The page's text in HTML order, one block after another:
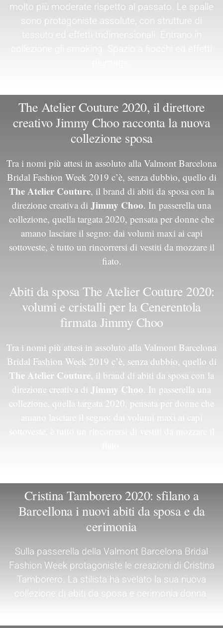
molto più moderate rispetto al passato. Le spalle
sono protagoniste assolute, con strutture di
The Atelier Couture 2020, il direttore
creativo Jimmy Choo racconta la nuova
collezione sposa
Tra i nomi più attesi in assoluto alla Valmont Barcelona
Bridal Fashion Week 2019 c’è, senza dubbio, quello di
The Atelier Couture, il brand di abiti da sposa con la
direzione creativa di Jimmy Choo. In passerella una
collezione, quella targata 2020, pensata per donne che
amano lasciare il segno: dai volumi maxi ai capi
sottoveste, è tutto un rincorrersi di vestiti da mozzare il
fiato.
Abiti da sposa The Atelier Couture 2020:
volumi e cristalli per la Cenerentola
firmata Jimmy Choo
Tra i nomi più attesi in assoluto alla Valmont Barcelona
Bridal Fashion Week 2019 c’è, senza dubbio, quello di
The Atelier Couture, il brand di abiti da sposa con la
direzione creativa di Jimmy Choo. In passerella una
collezione, quella targata 2020, pensata per donne che
Cristina Tamborero 2020: sfilano a
Barcellona i nuovi abiti da sposa e da
cerimonia
Sulla passerella della Valmont Barcelona Bridal
Fashion Week protagoniste le creazioni di Cristina
Tamborero. La stilista ha svelato la sua nuova
collezione di abiti da sposa e cerimonia donna.